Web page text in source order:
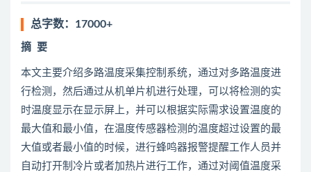
总字数：17000+
摘 要
本文主要介绍多路温度采集控制系统，通过对多路温度进
行检测，然后通过从机单片机进行处理，可以将检测的实
时温度显示在显示屏上，并可以根据实际需求设置温度的
最大值和最小值，在温度传感器检测的温度超过设置的最
大值或者最小值的时候，进行蜂鸣器报警提醒工作人员并
自动打开制冷片或者加热片进行工作，通过对阈值温度采